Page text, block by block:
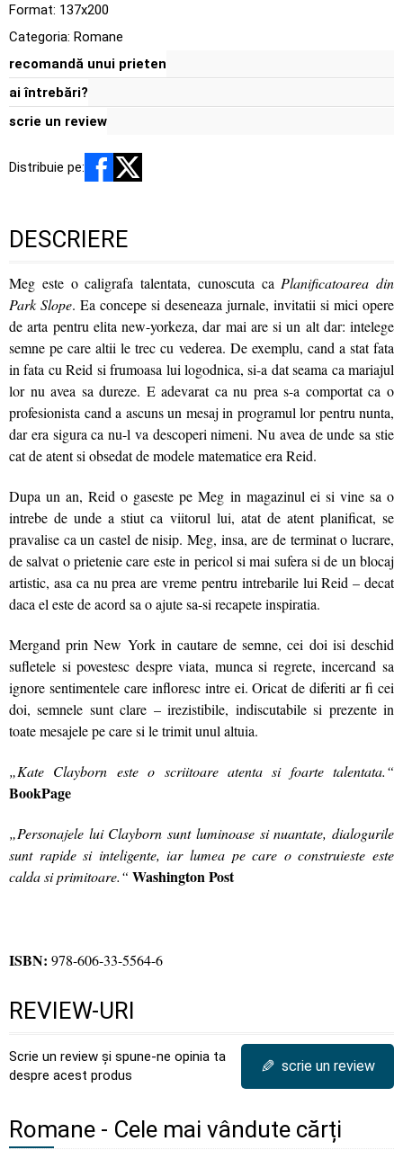
Format: 137x200
Categoria: Romane
recomandă unui prieten
ai întrebări?
scrie un review
Distribuie pe:
DESCRIERE
Meg este o caligrafa talentata, cunoscuta ca Planificatoarea din
Park Slope. Ea concepe si deseneaza jurnale, invitatii si mici opere
de arta pentru elita new-yorkeza, dar mai are si un alt dar: intelege
semne pe care altii le trec cu vederea. De exemplu, cand a stat fata
in fata cu Reid si frumoasa lui logodnica, si-a dat seama ca mariajul
lor nu avea sa dureze. E adevarat ca nu prea s-a comportat ca o
profesionista cand a ascuns un mesaj in programul lor pentru nunta,
dar era sigura ca nu-l va descoperi nimeni. Nu avea de unde sa stie
cat de atent si obsedat de modele matematice era Reid.
Dupa un an, Reid o gaseste pe Meg in magazinul ei si vine sa o
intrebe de unde a stiut ca viitorul lui, atat de atent planificat, se
pravalise ca un castel de nisip. Meg, insa, are de terminat o lucrare,
de salvat o prietenie care este in pericol si mai sufera si de un blocaj
artistic, asa ca nu prea are vreme pentru intrebarile lui Reid – decat
daca el este de acord sa o ajute sa-si recapete inspiratia.
Mergand prin New York in cautare de semne, cei doi isi deschid
sufletele si povestesc despre viata, munca si regrete, incercand sa
ignore sentimentele care infloresc intre ei. Oricat de diferiti ar fi cei
doi, semnele sunt clare – irezistibile, indiscutabile si prezente in
toate mesajele pe care si le trimit unul altuia.
„Kate Clayborn este o scriitoare atenta si foarte talentata.“
BookPage
„Personajele lui Clayborn sunt luminoase si nuantate, dialogurile
sunt rapide si inteligente, iar lumea pe care o construieste este
calda si primitoare.“ Washington Post
ISBN: 978-606-33-5564-6
REVIEW-URI
Scrie un review și spune-ne opinia ta
despre acest produs
✎ scrie un review
Romane - Cele mai vândute cărți